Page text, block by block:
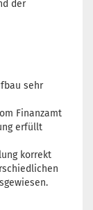
der
sehr
Finanzamt
erfüllt
korrekt